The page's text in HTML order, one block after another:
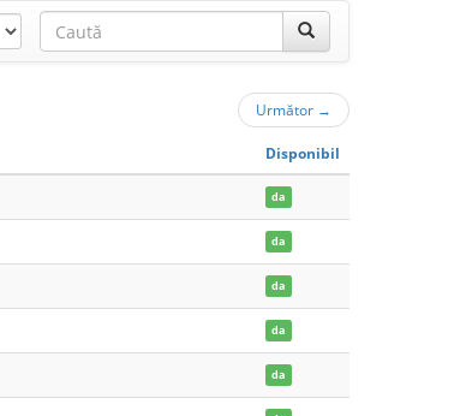
Următor →
Disponibil
da
da
da
da
da